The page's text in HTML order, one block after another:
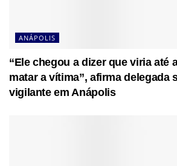
ANÁPOLIS
“Ele chegou a dizer que viria até
matar a vítima”, afirma delegada
vigilante em Anápolis